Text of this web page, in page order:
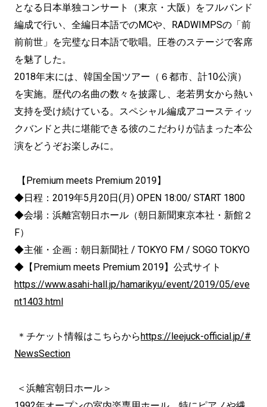
となる日本単独コンサート（東京・大阪）をフルバンド
編成で行い、全編日本語でのMCや、RADWIMPSの「前
前前世」を完璧な日本語で歌唱。圧巻のステージで客席
を魅了した。
2018年末には、韓国全国ツアー（６都市、計10公演）
を実施。歴代の名曲の数々を披露し、老若男女から熱い
支持を受け続けている。スペシャル編成アコースティッ
クバンドと共に堪能できる彼のこだわりが詰まった本公
演をどうぞお楽しみに。
【Premium meets Premium 2019】
◆日程：2019年5月20日(月) OPEN 18:00/ START 1800
◆会場：浜離宮朝日ホール（朝日新聞東京本社・新館２
F）
◆主催・企画：朝日新聞社 / TOKYO FM / SOGO TOKYO
◆【Premium meets Premium 2019】公式サイト
https://www.asahi-hall.jp/hamarikyu/event/2019/05/eve
nt1403.html
＊チケット情報はこちらからhttps://leejuck-official.jp/#
NewsSection
＜浜離宮朝日ホール＞